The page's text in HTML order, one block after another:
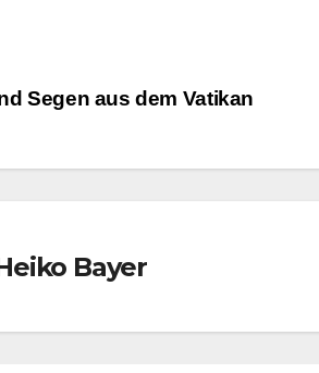
Segen aus dem Vatikan
Bayer